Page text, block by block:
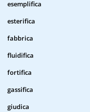
esemplifica
esterifica
fabbrica
fluidifica
fortifica
gassifica
giudica